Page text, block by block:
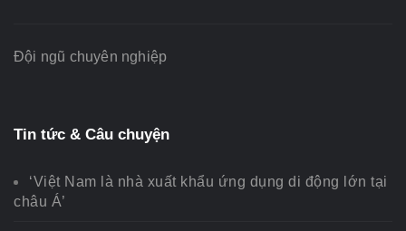
Đội ngũ chuyên nghiệp
Tin tức & Câu chuyện
‘Việt Nam là nhà xuất khẩu ứng dụng di động lớn tại
châu Á’